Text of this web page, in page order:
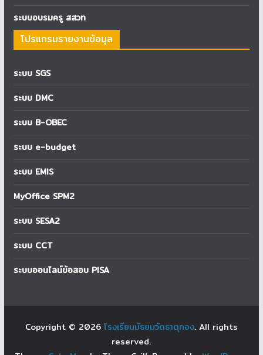
ระบบอบรมครู สสวท
โปรแกรมรายงานข้อมูล
ระบบ SGS
ระบบ DMC
ระบบ B-OBEC
ระบบ e-budget
ระบบ EMIS
MyOffice SPM2
ระบบ SESA2
ระบบ CCT
ระบบออนไลน์ข้อสอบ PISA
Copyright © 2026 โรงเรียนมัธยมวัดธาตุทอง. All rights
reserved.